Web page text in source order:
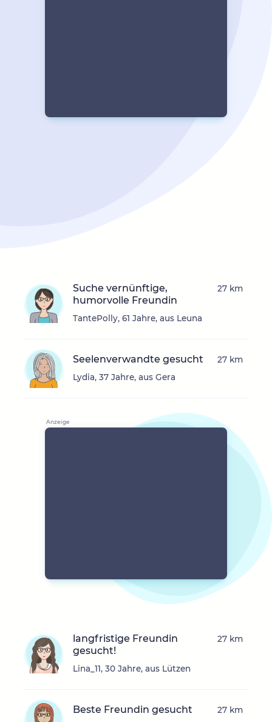
Suche vernünftige,
humorvolle Freundin
TantePolly, 61 Jahre, aus Leuna
27 km
Seelenverwandte gesucht
Lydia, 37 Jahre, aus Gera
27 km
langfristige Freundin
gesucht!
Lina_11, 30 Jahre, aus Lützen
27 km
Beste Freundin gesucht 27 km